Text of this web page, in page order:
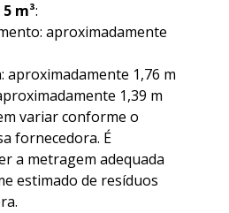
m³:
aproximadamente
aproximadamente 1,76 m
1,39 m
variar conforme o
fornecedora. É
a metragem adequada
estimado de resíduos